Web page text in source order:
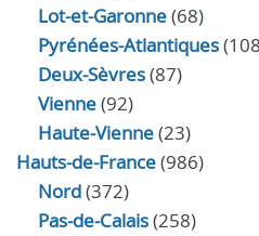
Lot-et-Garonne(68)
Pyrénées-Atlantiques
Deux-Sèvres(87)
Vienne(92)
Haute-Vienne(23)
Hauts-de-France(986)
Nord(372)
Pas-de-Calais(258)